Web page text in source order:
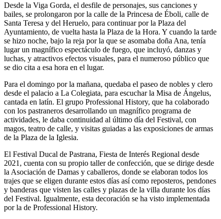
Desde la Viga Gorda, el desfile de personajes, sus canciones y
bailes, se prolongaron por la calle de la Princesa de Éboli, calle de
Santa Teresa y del Heruelo, para continuar por la Plaza del
Ayuntamiento, de vuelta hasta la Plaza de la Hora. Y cuando la tarde
se hizo noche, bajo la reja por la que se asomaba doña Ana, tenía
lugar un magnífico espectáculo de fuego, que incluyó, danzas y
luchas, y atractivos efectos visuales, para el numeroso público que
se dio cita a esa hora en el lugar.
Para el domingo por la mañana, quedaba el paseo de nobles y clero
desde el palacio a La Colegiata, para escuchar la Misa de Ángelus,
cantada en latín. El grupo Professional History, que ha colaborado
con los pastraneros desarrollando un magnífico programa de
actividades, le daba continuidad al último día del Festival, con
magos, teatro de calle, y visitas guiadas a las exposiciones de armas
de la Plaza de la Iglesia.
El Festival Ducal de Pastrana, Fiesta de Interés Regional desde
2021, cuenta con su propio taller de confección, que se dirige desde
la Asociación de Damas y caballeros, donde se elaboran todos los
trajes que se eligen durante estos días así como reposteros, pendones
y banderas que visten las calles y plazas de la villa durante los días
del Festival. Igualmente, esta decoración se ha visto implementada
por la de Professional History.